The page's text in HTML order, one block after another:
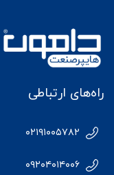
راه‌های ارتباطی
۰۲۱۹۱۰۰۵۷۸۲
۰۹۲۰۴۰۱۴۰۰۶